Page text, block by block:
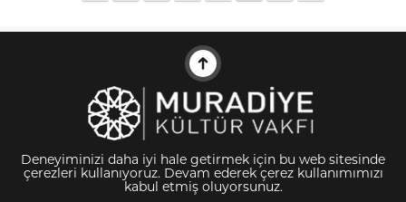
Deneyiminizi daha iyi hale getirmek için bu web sitesinde
çerezleri kullanıyoruz. Devam ederek çerez kullanımımızı
kabul etmiş oluyorsunuz.